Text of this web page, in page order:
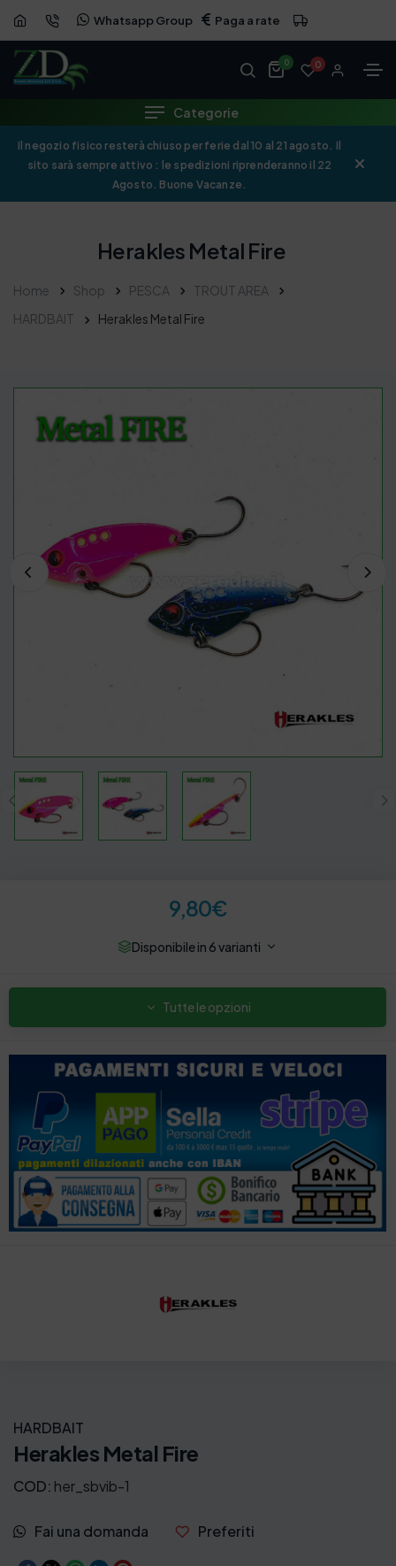
Whatsapp Group Paga a rate
0 0
Categorie
Il negozio fisico resterà chiuso per ferie dal 10 al 21 agosto. Il
sito sarà sempre attivo : le spedizioni riprenderanno il 22
Agosto. Buone Vacanze.
Herakles Metal Fire
Home Shop PESCA
TROUT AREA
HARDBAIT
Herakles Metal Fire
9,80€
Disponibile in 6 varianti
Tutte le opzioni
HARDBAIT
Herakles Metal Fire
COD: her_sbvib-1
Fai una domanda Preferiti